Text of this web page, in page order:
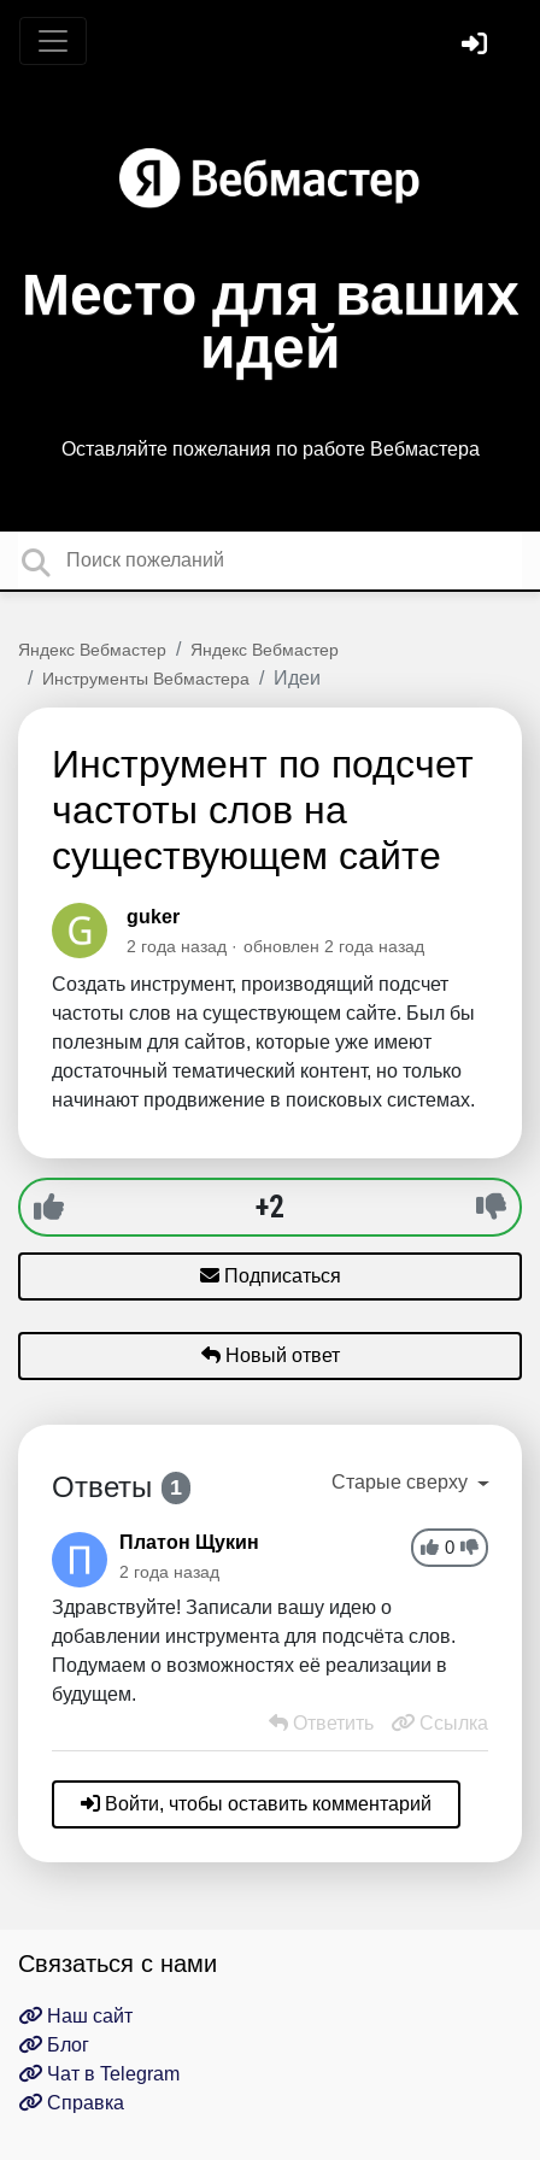
Место для ваших
идей
Оставляйте пожелания по работе Вебмастера
Яндекс Вебмастер
Яндекс Вебмастер
Инструменты Вебмастера
Идеи
Инструмент по подсчет
частоты слов на
существующем сайте
guker
2 года назад обновлен 2 года назад
Создать инструмент, производящий подсчет
частоты слов на существующем сайте. Был бы
полезным для сайтов, которые уже имеют
достаточный тематический контент, но только
начинают продвижение в поисковых системах.
+2
Подписаться
Новый ответ
Ответы 1 Старые сверху
0
Платон Щукин
2 года назад
Здравствуйте! Записали вашу идею о
добавлении инструмента для подсчёта слов.
Подумаем о возможностях её реализации в
будущем.
Ответить
Ссылка
Войти, чтобы оставить комментарий
Связаться с нами
Наш сайт
Блог
Чат в Telegram
Справка